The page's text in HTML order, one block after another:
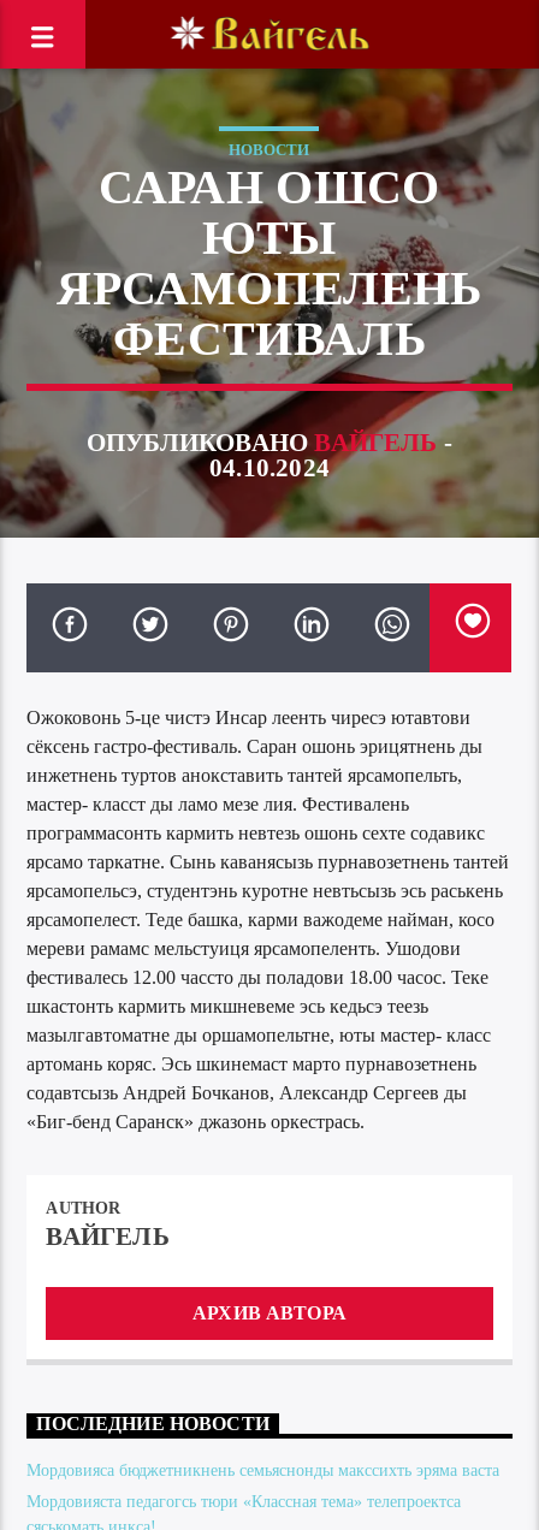
НОВОСТИ
САРАН ОШСО
ЮТЫ
ЯРСАМОПЕЛЕНЬ
ФЕСТИВАЛЬ
ОПУБЛИКОВАНОВАЙГЕЛЬ-
04.10.2024
Ожоковонь 5-це чистэ Инсар леенть чиресэ ютавтови
сёксень гастро-фестиваль. Саран ошонь эрицятнень ды
инжетнень туртов анокставить тантей ярсамопельть,
мастер- класст ды ламо мезе лия. Фестивалень
программасонть кармить невтезь ошонь сехте содавикс
ярсамо таркатне. Сынь каванясызь пурнавозетнень тантей
ярсамопельсэ, студентэнь куротне невтьсызь эсь раськень
ярсамопелест. Теде башка, карми важодеме найман, косо
мереви рамамс мельстуиця ярсамопеленть. Ушодови
фестивалесь 12.00 чассто ды поладови 18.00 часос. Теке
шкастонть кармить микшневеме эсь кедьсэ теезь
мазылгавтоматне ды оршамопельтне, юты мастер- класс
артомань коряс. Эсь шкинемаст марто пурнавозетнень
содавтсызь Андрей Бочканов, Александр Сергеев ды
«Биг-бенд Саранск» джазонь оркестрась.
AUTHOR
ВАЙГЕЛЬ
АРХИВ АВТОРА
ПОСЛЕДНИЕ НОВОСТИ
Мордовияса бюджетникнень семьяснонды макссихть эряма васта
Мордовияста педагогсь тюри «Классная тема» телепроектса